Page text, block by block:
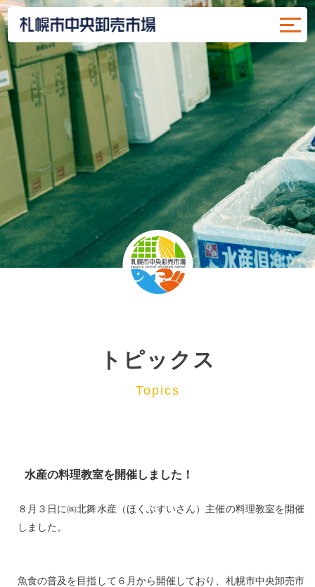
トピックス
Topics
水産の料理教室を開催しました！
８月３日に㈱北舞水産（ほくぶすいさん）主催の料理教室を開催
しました。
魚食の普及を目指して６月から開催しており、札幌市中央卸売市